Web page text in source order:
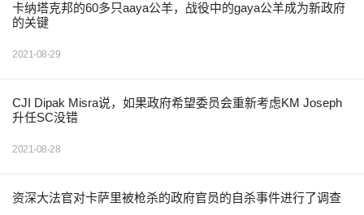
卡纳塔克邦的60多只aaya公羊，战役中的gaya公羊成为新政府
的关键
2021-08-29
CJI Dipak Misra说，如果政府希望委员会重新考虑KM Joseph
升任SC没错
2021-08-28
资深大法官对卡萨里被枪杀的政府官员的自杀事件进行了调查